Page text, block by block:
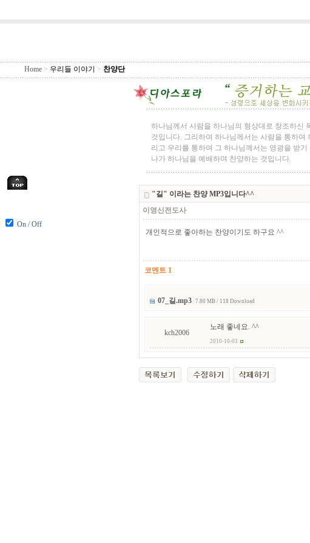
On / Off
Home > 우리들 이야기 > 찬양단
하나님께서 사람을 하나님의 형상대로 창조하신
것입니다. 그리하여 하나님께서는 사람을 통하
리고 우리를 통하여 그 하나님께서는 영광을 받
나가 하나님을 예배하며 찬양하는 것입니다.
"길" 이라는 찬양 MP3입니다^^
이영신전도사
개인적으로 좋아하는 찬양이기도 하구요 ^^
코멘트 1
07_길.mp3 7.80 MB / 118 Download
kch2006
노래 좋네요. ^^
2010-10-03